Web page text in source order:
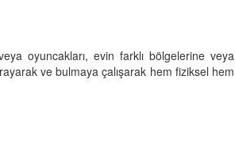
oyuncakları, evin farklı bölgelerine veya
ve bulmaya çalışarak hem fiziksel hem